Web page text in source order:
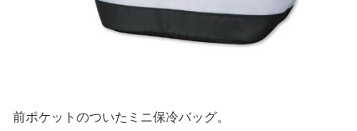
前ポケットのついたミニ保冷バッグ。